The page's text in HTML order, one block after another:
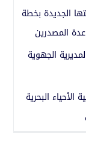
الجديدة بخطة
المصدرين
الجهوية
البحرية